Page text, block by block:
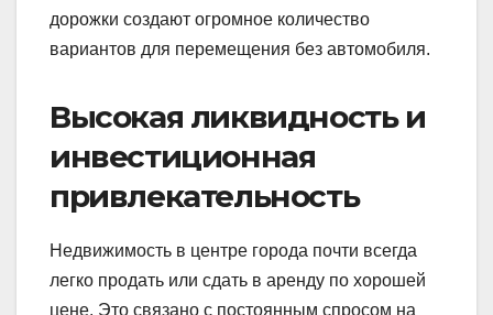
дорожки создают огромное количество
вариантов для перемещения без автомобиля.
Высокая ликвидность и
инвестиционная
привлекательность
Недвижимость в центре города почти всегда
легко продать или сдать в аренду по хорошей
цене. Это связано с постоянным спросом на